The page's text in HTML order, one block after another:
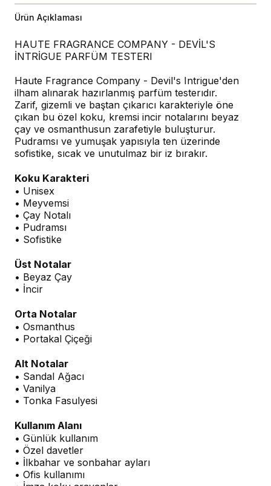
Ürün Açıklaması
HAUTE FRAGRANCE COMPANY - DEVİL'S
İNTRİGUE PARFÜM TESTERI
Haute Fragrance Company - Devil's Intrigue'den
ilham alınarak hazırlanmış parfüm testerıdır.
Zarif, gizemli ve baştan çıkarıcı karakteriyle öne
çıkan bu özel koku, kremsi incir notalarını beyaz
çay ve osmanthusun zarafetiyle buluşturur.
Pudramsı ve yumuşak yapısıyla ten üzerinde
sofistike, sıcak ve unutulmaz bir iz bırakır.
Koku Karakteri
• Unisex
• Meyvemsi
• Çay Notalı
• Pudramsı
• Sofistike
Üst Notalar
• Beyaz Çay
• İncir
Orta Notalar
• Osmanthus
• Portakal Çiçeği
Alt Notalar
• Sandal Ağacı
• Vanilya
• Tonka Fasulyesi
Kullanım Alanı
• Günlük kullanım
• Özel davetler
• İlkbahar ve sonbahar ayları
• Ofis kullanımı